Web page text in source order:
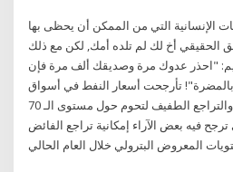
الإنسانية التي من الممكن أن يحظى بها
الحقيقي أخ لك لم تلده أمك, لكن مع ذلك
"احذر عدوك مرة وصديقك ألف مرة فإن
تأرجحت أسعار النفط في أسواق
البترول الدولية ما بين الارتفاع والتراجع الطفيف لتحوم حول مستوى الـ 70
فيه بعض الآراء إمكانية تراجع الفائض